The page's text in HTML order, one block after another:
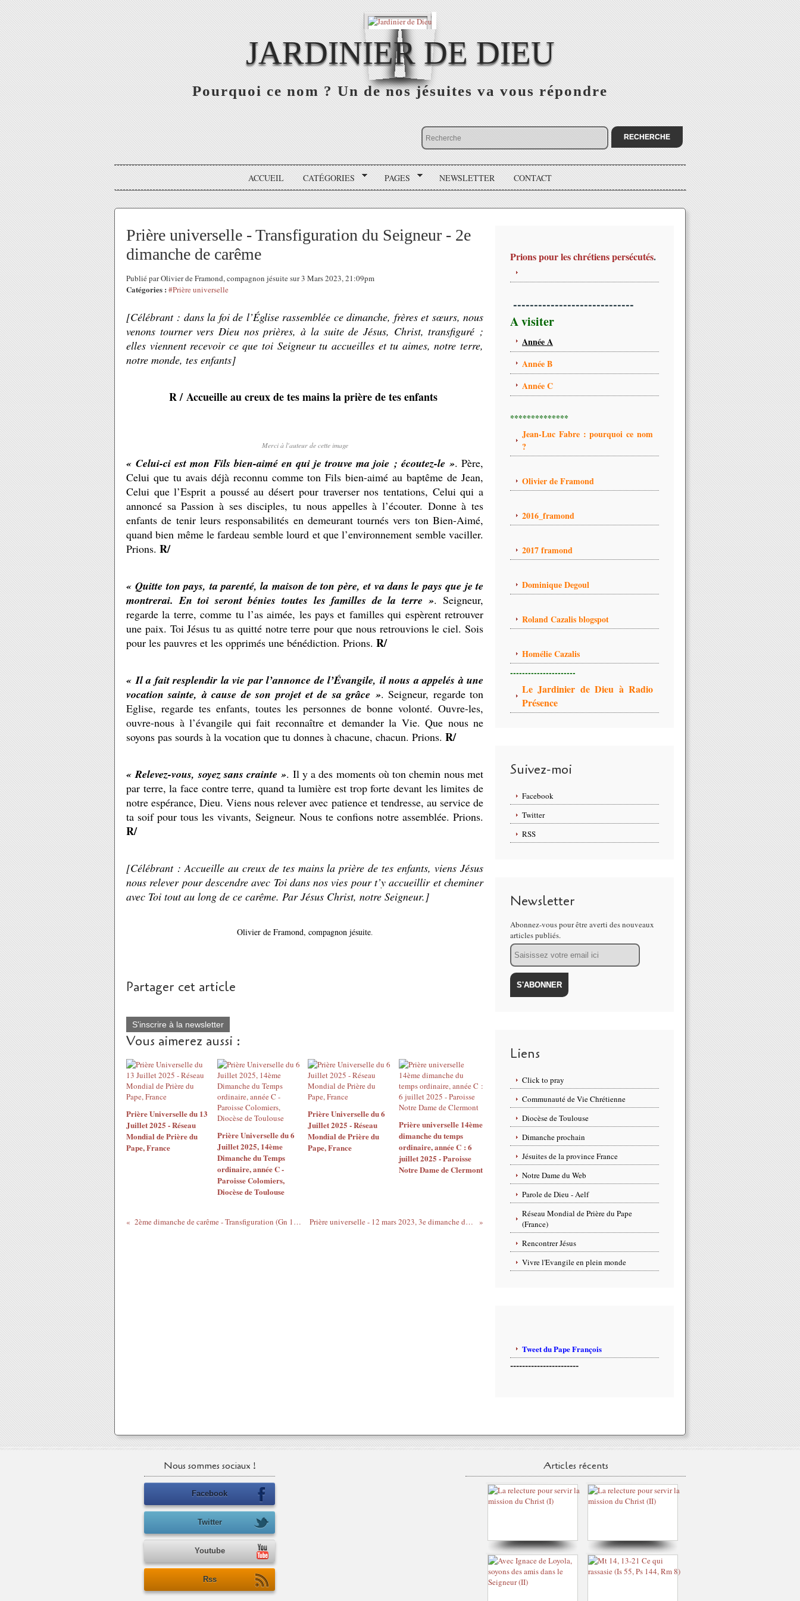
JARDINIER DE DIEU
Pourquoi ce nom ? Un de nos jésuites va vous répondre
ACCUEIL CATÉGORIES PAGES NEWSLETTER CONTACT
Prière universelle - Transfiguration du Seigneur - 2e
dimanche de carême
Publié par Olivier de Framond, compagnon jésuite sur 3 Mars 2023, 21:09pm
Catégories : #Prière universelle
[Célébrant : dans la foi de l’Église rassemblée ce dimanche, frères et sœurs, nous
venons tourner vers Dieu nos prières, à la suite de Jésus, Christ, transfiguré ;
elles viennent recevoir ce que toi Seigneur tu accueilles et tu aimes, notre terre,
notre monde, tes enfants]
R / Accueille au creux de tes mains la prière de tes enfants
Merci à l'auteur de cette image
« Celui-ci est mon Fils bien-aimé en qui je trouve ma joie ; écoutez-le ». Père,
Celui que tu avais déjà reconnu comme ton Fils bien-aimé au baptême de Jean,
Celui que l’Esprit a poussé au désert pour traverser nos tentations, Celui qui a
annoncé sa Passion à ses disciples, tu nous appelles à l’écouter. Donne à tes
enfants de tenir leurs responsabilités en demeurant tournés vers ton Bien-Aimé,
quand bien même le fardeau semble lourd et que l’environnement semble vaciller.
Prions. R/
« Quitte ton pays, ta parenté, la maison de ton père, et va dans le pays que je te
montrerai. En toi seront bénies toutes les familles de la terre ». Seigneur,
regarde la terre, comme tu l’as aimée, les pays et familles qui espèrent retrouver
une paix. Toi Jésus tu as quitté notre terre pour que nous retrouvions le ciel. Sois
pour les pauvres et les opprimés une bénédiction. Prions. R/
« Il a fait resplendir la vie par l’annonce de l’Évangile, il nous a appelés à une
vocation sainte, à cause de son projet et de sa grâce ». Seigneur, regarde ton
Eglise, regarde tes enfants, toutes les personnes de bonne volonté. Ouvre-les,
ouvre-nous à l’évangile qui fait reconnaître et demander la Vie. Que nous ne
soyons pas sourds à la vocation que tu donnes à chacune, chacun. Prions. R/
« Relevez-vous, soyez sans crainte ». Il y a des moments où ton chemin nous met
par terre, la face contre terre, quand ta lumière est trop forte devant les limites de
notre espérance, Dieu. Viens nous relever avec patience et tendresse, au service de
ta soif pour tous les vivants, Seigneur. Nous te confions notre assemblée. Prions.
R/
[Célébrant : Accueille au creux de tes mains la prière de tes enfants, viens Jésus
nous relever pour descendre avec Toi dans nos vies pour t’y accueillir et cheminer
avec Toi tout au long de ce carême. Par Jésus Christ, notre Seigneur.]
Olivier de Framond, compagnon jésuite.
Partager cet article
S'inscrire à la newsletter
Vous aimerez aussi :
Prière Universelle du 13
Juillet 2025 - Réseau
Mondial de Prière du
Pape, France
Prière Universelle du 6
Juillet 2025, 14ème
Dimanche du Temps
ordinaire, année C -
Paroisse Colomiers,
Diocèse de Toulouse
Prière Universelle du 6
Juillet 2025 - Réseau
Mondial de Prière du
Pape, France
Prière universelle 14ème
dimanche du temps
ordinaire, année C : 6
juillet 2025 - Paroisse
Notre Dame de Clermont
2ème dimanche de carême - Transfiguration (Gn 12, 2 Tim 1, Mt 17) Prière universelle - 12 mars 2023, 3e dimanche de carême, année A.
Prions pour les chrétiens persécutés.
-----------------------------
A visiter
Année A
Année B
Année C
**************
Jean-Luc Fabre : pourquoi ce nom
?
Olivier de Framond
2016_framond
2017 framond
Dominique Degoul
Roland Cazalis blogspot
Homélie Cazalis
----------------------
Le Jardinier de Dieu à Radio
Présence
Suivez-moi
Facebook
Twitter
RSS
Newsletter
Abonnez-vous pour être averti des nouveaux
articles publiés.
Email
Liens
Click to pray
Communauté de Vie Chrétienne
Diocèse de Toulouse
Dimanche prochain
Jésuites de la province France
Notre Dame du Web
Parole de Dieu - Aelf
Réseau Mondial de Prière du Pape
(France)
Rencontrer Jésus
Vivre l'Evangile en plein monde
Tweet du Pape François
-----------------------
Nous sommes sociaux !
Facebook
Twitter
Youtube
Rss
Articles récents